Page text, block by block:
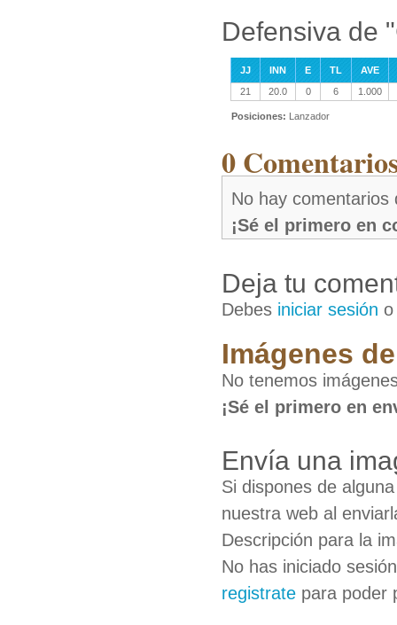
Defensiva de
JJ INN E TL
AVE
21
20.0 0 6 1.000
Posiciones: Lanzador
0
No hay comentarios
¡Sé el primero en
Deja tu
Debes iniciar sesión
Imágenes
No tenemos
¡Sé el primero en
Envía una
Si dispones de
nuestra web al
Descripción para la
No has iniciado
registrate para poder